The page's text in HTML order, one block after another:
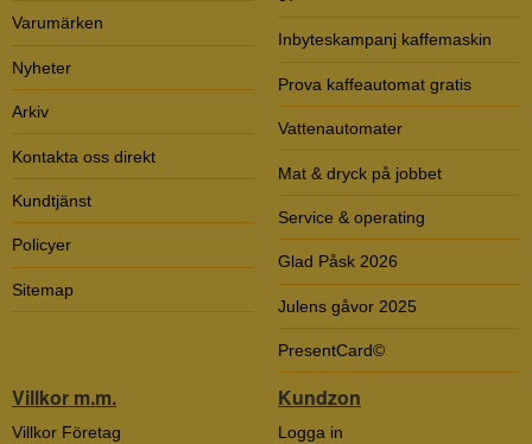
Varumärken
Nyheter
Arkiv
Kontakta oss direkt
Kundtjänst
Policyer
Sitemap
Inbyteskampanj kaffemaskin
Prova kaffeautomat gratis
Vattenautomater
Mat & dryck på jobbet
Service & operating
Glad Påsk 2026
Julens gåvor 2025
PresentCard©
Villkor m.m.
Villkor Företag
Kundzon
Logga in